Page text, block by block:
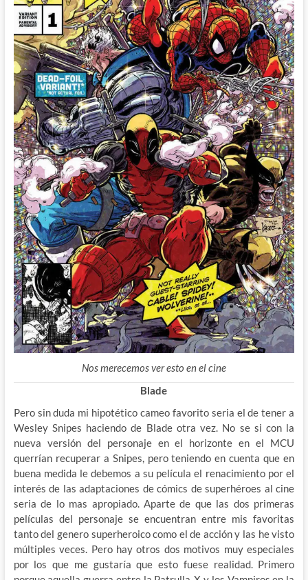
Nos merecemos ver esto en el cine
Blade
Pero sin duda mi hipotético cameo favorito seria el de tener a
Wesley Snipes haciendo de Blade otra vez. No se si con la
nueva versión del personaje en el horizonte en el MCU
querrían recuperar a Snipes, pero teniendo en cuenta que en
buena medida le debemos a su película el renacimiento por el
interés de las adaptaciones de cómics de superhéroes al cine
seria de lo mas apropiado. Aparte de que las dos primeras
películas del personaje se encuentran entre mis favoritas
tanto del genero superheroico como el de acción y las he visto
múltiples veces. Pero hay otros dos motivos muy especiales
por los que me gustaría que esto fuese realidad. Primero